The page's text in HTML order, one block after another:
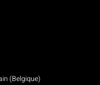
(Belgique)